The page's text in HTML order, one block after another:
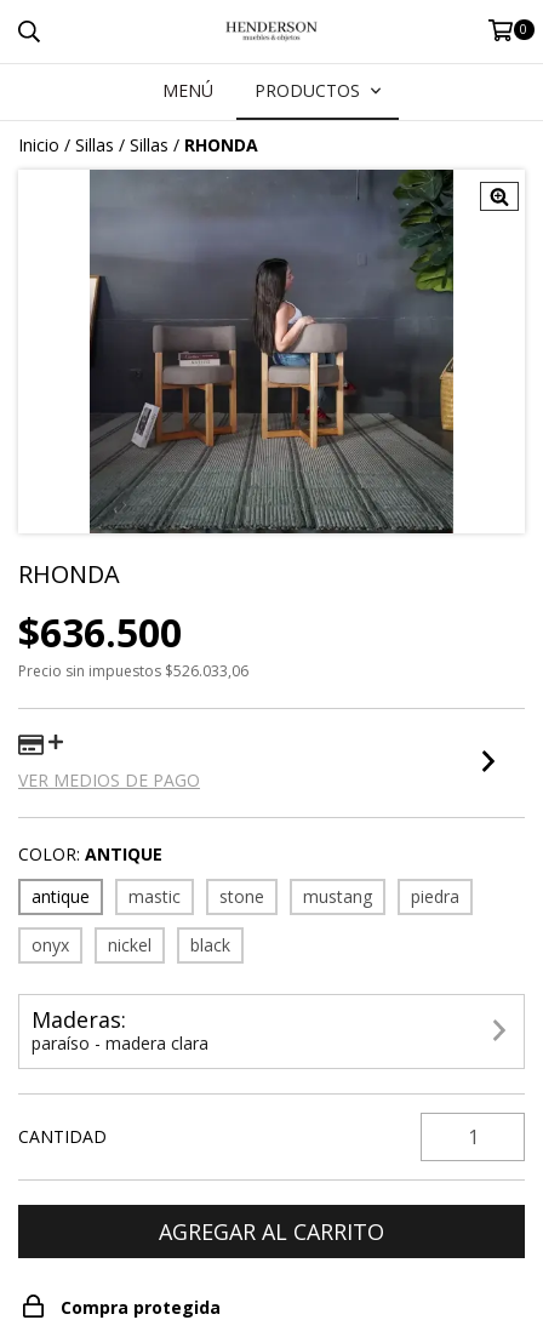
0
MENÚ PRODUCTOS
Inicio / Sillas / Sillas / RHONDA
RHONDA
$636.500
Precio sin impuestos $526.033,06
VER MEDIOS DE PAGO
COLOR: ANTIQUE
antique
mastic stone mustang piedra
onyx nickel black
Maderas:
paraíso - madera clara
CANTIDAD
Compra protegida